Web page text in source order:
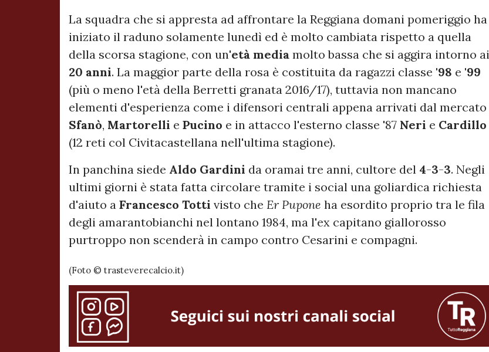
La squadra che si appresta ad affrontare la Reggiana domani pomeriggio ha
iniziato il raduno solamente lunedì ed è molto cambiata rispetto a quella
della scorsa stagione, con un'età media molto bassa che si aggira intorno ai
20 anni. La maggior parte della rosa è costituita da ragazzi classe '98 e '99
(più o meno l'età della Berretti granata 2016/17), tuttavia non mancano
elementi d'esperienza come i difensori centrali appena arrivati dal mercato
Sfanò, Martorelli e Pucino e in attacco l'esterno classe '87 Neri e Cardillo
(12 reti col Civitacastellana nell'ultima stagione).
In panchina siede Aldo Gardini da oramai tre anni, cultore del 4-3-3. Negli
ultimi giorni è stata fatta circolare tramite i social una goliardica richiesta
d'aiuto a Francesco Totti visto che Er Pupone ha esordito proprio tra le fila
degli amarantobianchi nel lontano 1984, ma l'ex capitano giallorosso
purtroppo non scenderà in campo contro Cesarini e compagni.
(Foto © trasteverecalcio.it)